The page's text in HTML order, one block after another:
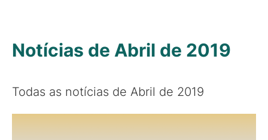
Notícias de Abril de 2019
Todas as notícias de Abril de 2019